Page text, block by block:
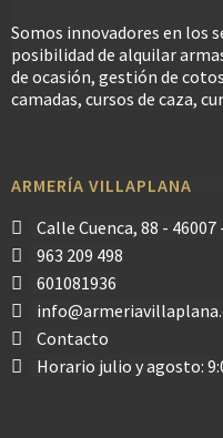
Somos innovadores en los
posibilidad de alquilar
de ocasión, gestión de
camadas, cursos de caza,
ARMERÍA VILLAPLANA
Calle Cuenca, 88 - 46007
963 209 498
601081936
Contacto
Horario julio y agosto: